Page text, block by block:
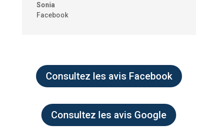
Sonia
Facebook
Consultez les avis Facebook
Consultez les avis Google